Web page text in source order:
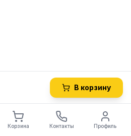
В корзину
Корзина Контакты Профиль